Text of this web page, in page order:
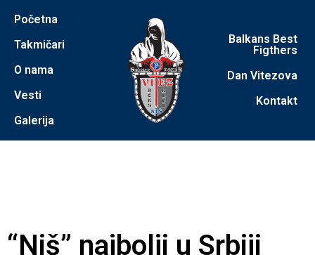
Početna
Takmičari
O nama
Vesti
Galerija
Balkans Best
Figthers
Dan Vitezova
Kontakt
“Niš” najbolji u Srbiji